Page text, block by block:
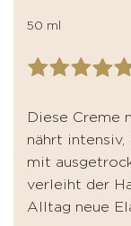
50 ml
Diese Creme
nährt intensiv,
mit
verleiht der
Alltag neue